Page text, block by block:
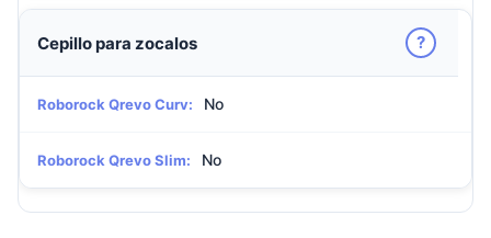
Cepillo para zocalos ?
Roborock Qrevo Curv: No
Roborock Qrevo Slim: No